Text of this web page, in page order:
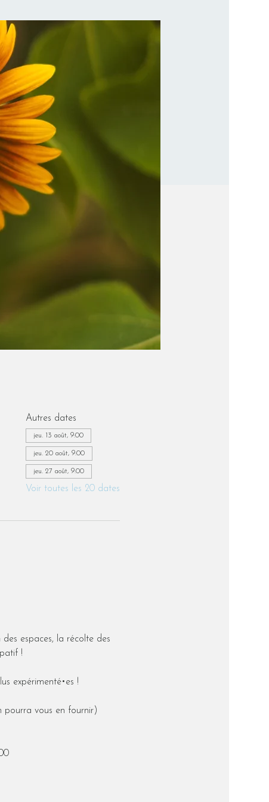
Autres dates
jeu. 13 août, 9:00
jeu. 20 août, 9:00
jeu. 27 août, 9:00
Voir toutes les 20 dates
espaces, la récolte des
!
expérimenté•es !
pourra vous en fournir)